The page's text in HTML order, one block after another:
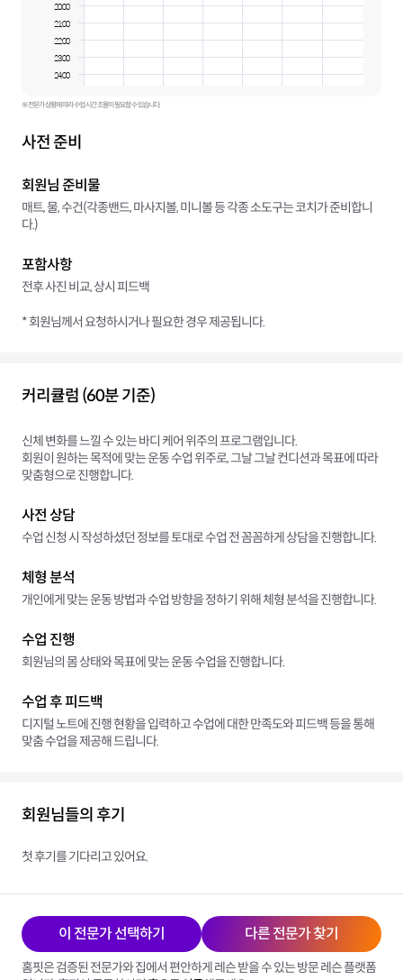
20:00
21:00
22:00
23:00
24:00
※ 전문가 상황에 따라 수업 시간 조율이 필요할 수 있습니다.
사전 준비
회원님 준비물
매트, 물, 수건(각종밴드, 마사지볼, 미니볼 등 각종 소도구는 코치가 준비합니
다.)
포함사항
전후 사진 비교, 상시 피드백
* 회원님께서 요청하시거나 필요한 경우 제공됩니다.
커리큘럼 (60분 기준)
신체 변화를 느낄 수 있는 바디 케어 위주의 프로그램입니다.
회원이 원하는 목적에 맞는 운동 수업 위주로, 그날 그날 컨디션과 목표에 따라
맞춤형으로 진행합니다.
사전 상담
수업 신청 시 작성하셨던 정보를 토대로 수업 전 꼼꼼하게 상담을 진행합니다.
체형 분석
개인에게 맞는 운동 방법과 수업 방향을 정하기 위해 체형 분석을 진행합니다.
수업 진행
회원님의 몸 상태와 목표에 맞는 운동 수업을 진행합니다.
수업 후 피드백
디지털 노트에 진행 현황을 입력하고 수업에 대한 만족도와 피드백 등을 통해
맞춤 수업을 제공해 드립니다.
회원님들의 후기
첫 후기를 기다리고 있어요.
이 전문가 선택하기 다른 전문가 찾기
홈핏은 검증된 전문가와 집에서 편안하게 레슨 받을 수 있는 방문 레슨 플랫폼